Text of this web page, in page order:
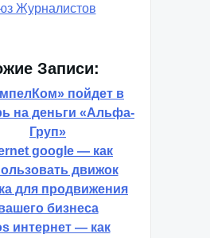
Записи:
пойдет в
на деньги «Альфа-
Груп»
google — как
движок
для продвижения
бизнеса
интернет — как